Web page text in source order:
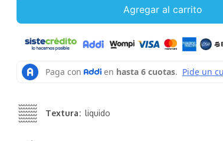
Agregar al carrito
Textura liquido